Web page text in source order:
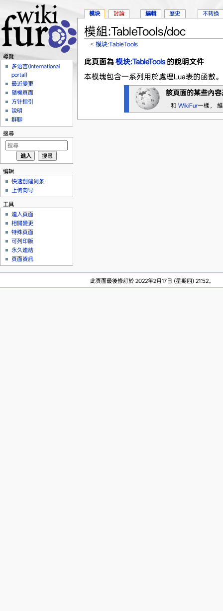
模組:TableTools/doc
<模块:TableTools
此頁面為模块:TableTools的說明文件
本模塊包含一系列用於處理Lua表的函數
該頁面的某些內
和 WikiFur一樣，
模块 討論 編輯 歷史 不转换
導覽
多语言(International
portal)
最近變更
隨機頁面
方针指引
說明
群聊
搜尋
编辑
快速创建词条
上传向导
工具
連入頁面
相關變更
特殊頁面
可列印版
永久連結
頁面資訊
此頁面最後修訂於 2022年2月17日 (星期四) 21:52。